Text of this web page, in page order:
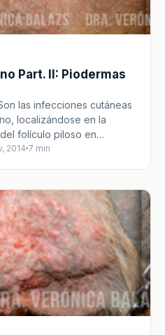
Part. II: Piodermas
las infecciones cutáneas
localizándose en la
folículo piloso en…
2014 7 min